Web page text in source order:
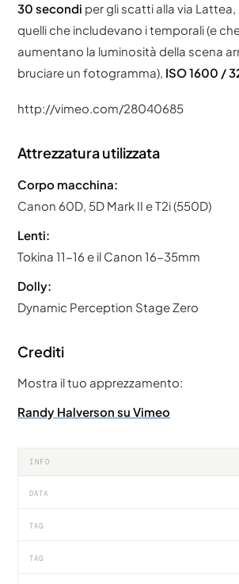
30 secondi per gli scatti alla via
quelli che includevano i temporali (e
aumentano la luminosità della scena
bruciare un fotogramma), ISO 1600 /
http://vimeo.com/28040685
Attrezzatura utilizzata
Corpo macchina:
Canon 60D, 5D Mark II e T2i (550D)
Lenti:
Tokina 11-16 e il Canon 16-35mm
Dolly:
Dynamic Perception Stage Zero
Crediti
Mostra il tuo apprezzamento:
Randy Halverson su Vimeo
INFO
DATA
TAG
TAG